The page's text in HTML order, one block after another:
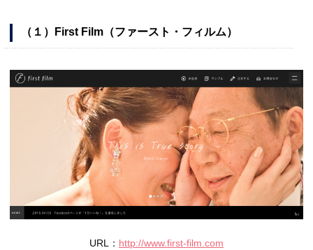
（１）First Film（ファースト・フィルム）
URL： http://www.first-film.com